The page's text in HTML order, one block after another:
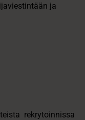
ja
rekrytoinnissa